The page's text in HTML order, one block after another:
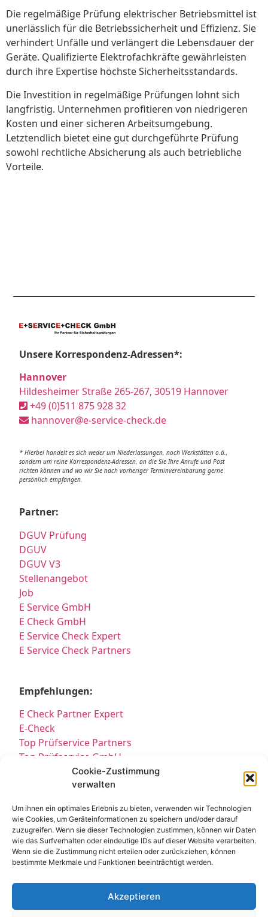
Cookie-Zustimmung
verwalten
Um ihnen ein optimales Erlebnis zu bieten, verwenden wir Technologien
wie Cookies, um Geräteinformationen zu speichern und/oder darauf
zuzugreifen. Wenn sie dieser Technologien zustimmen, können wir Daten
wie das Surfverhalten oder eindeutige IDs auf dieser Website verarbeiten.
Wenn sie die Zustimmung nicht erteilen oder zurückziehen, können
bestimmte Merkmale und Funktionen beeinträchtigt werden.
Akzeptieren
Die regelmäßige Prüfung elektrischer Betriebsmittel ist
unerlässlich für die Betriebssicherheit und Effizienz. Sie
verhindert Unfälle und verlängert die Lebensdauer der
Geräte. Qualifizierte Elektrofachkräfte gewährleisten
durch ihre Expertise höchste Sicherheitsstandards.
Die Investition in regelmäßige Prüfungen lohnt sich
langfristig. Unternehmen profitieren von niedrigeren
Kosten und einer sicheren Arbeitsumgebung.
Letztendlich bietet eine gut durchgeführte Prüfung
sowohl rechtliche Absicherung als auch betriebliche
Vorteile.
Unsere Korrespondenz-Adressen*:
Hannover
Hildesheimer Straße 265-267, 30519 Hannover
+49 (0)511 875 928 32
hannover@e-service-check.de
* Hierbei handelt es sich weder um Niederlassungen, noch Werkstätten o.ä.,
sondern um reine Korrespondenz-Adressen, an die Sie Ihre Anrufe und Post
richten können und wo wir Sie nach vorheriger Terminvereinbarung gerne
persönlich empfangen.
Partner:
DGUV Prüfung
DGUV
DGUV V3
Stellenangebot
Job
E Service GmbH
E Check GmbH
E Service Check Expert
E Service Check Partners
Empfehlungen:
E Check Partner Expert
E-Check
Top Prüfservice Partners
Top Prüfservice GmbH
Prüfung DGUV3 GmbH
Sicherheitsprüfungen Partners
Prüfung E-Check Expert
Prüfung elektrischer Anlagen